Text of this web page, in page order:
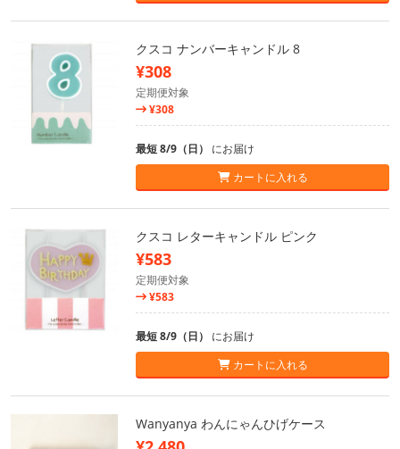
クスコ ナンバーキャンドル 8
¥308
定期便対象
¥308
最短 8/9（日） にお届け
カートに入れる
クスコ レターキャンドル ピンク
¥583
定期便対象
¥583
最短 8/9（日） にお届け
カートに入れる
Wanyanya わんにゃんひげケース